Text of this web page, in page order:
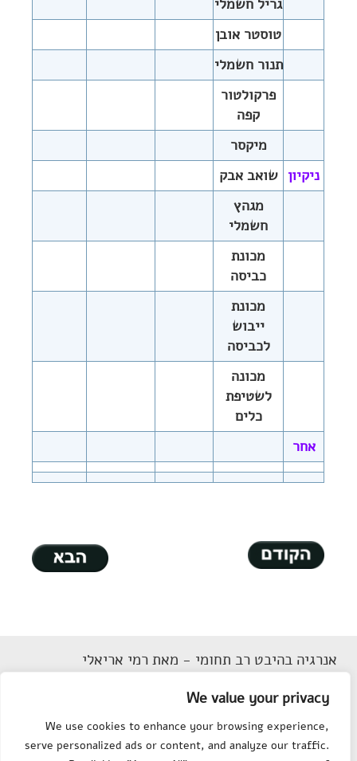
We value your privacy
We use cookies to enhance your browsing experience,
serve personalized ads or content, and analyze our traffic.
גריל חשמלי
טוסטר אובן
תנור חשמלי
פרקולטור
קפה
מיקסר
ניקיון שואב אבק
מגהץ
חשמלי
מכונת
כביסה
מכונת
ייבוש
לכביסה
מכונה
לשטיפת
כלים
אחר
אנרגיה בהיבט רב תחומי - מאת רמי אריאלי
הצהרת נגישות